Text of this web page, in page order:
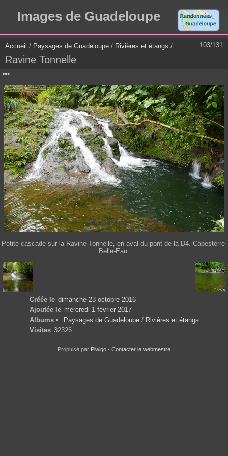
Images de Guadeloupe
103/131
Accueil / Paysages de Guadeloupe / Rivières et étangs /
Ravine Tonnelle
Petite cascade sur la Ravine Tonnelle, en aval du pont de la D4. Capesterre-
Belle-Eau.
Créée le dimanche 23 octobre 2016
Ajoutée le mercredi 1 février 2017
Albums
Paysages de Guadeloupe / Rivières et étangs
Visites 32326
Propulsé par Piwigo - Contacter le webmestre